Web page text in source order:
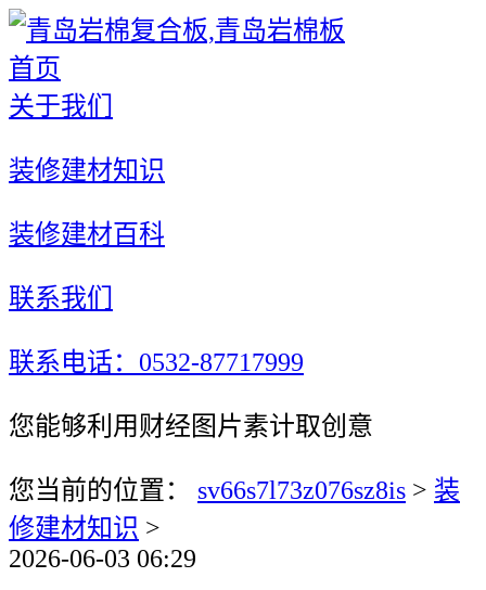
首页
关于我们
装修建材知识
装修建材百科
联系我们
联系电话：0532-87717999
您能够利用财经图片素计取创意
您当前的位置： sv66s7l73z076sz8is > 装
修建材知识 >
2026-06-03 06:29